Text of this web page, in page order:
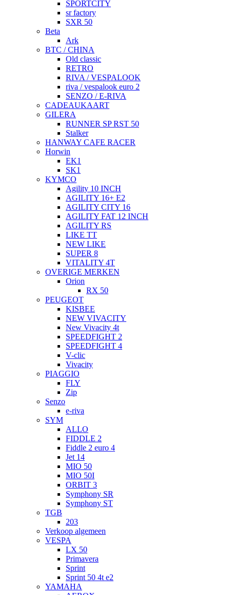
SPORTCITY
sr factory
SXR 50
Beta
Ark
BTC / CHINA
Old classic
RETRO
RIVA / VESPALOOK
riva / vespalook euro 2
SENZO / E-RIVA
CADEAUKAART
GILERA
RUNNER SP RST 50
Stalker
HANWAY CAFE RACER
Horwin
EK1
SK1
KYMCO
Agility 10 INCH
AGILITY 16+ E2
AGILITY CITY 16
AGILITY FAT 12 INCH
AGILITY RS
LIKE TT
NEW LIKE
SUPER 8
VITALITY 4T
OVERIGE MERKEN
Orion
RX 50
PEUGEOT
KISBEE
NEW VIVACITY
New Vivacity 4t
SPEEDFIGHT 2
SPEEDFIGHT 4
V-clic
Vivacity
PIAGGIO
FLY
Zip
Senzo
e-riva
SYM
ALLO
FIDDLE 2
Fiddle 2 euro 4
Jet 14
MIO 50
MIO 50I
ORBIT 3
Symphony SR
Symphony ST
TGB
203
Verkoop algemeen
VESPA
LX 50
Primavera
Sprint
Sprint 50 4t e2
YAMAHA